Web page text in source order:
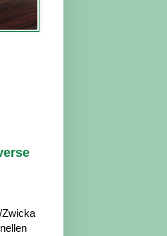
Zwicka